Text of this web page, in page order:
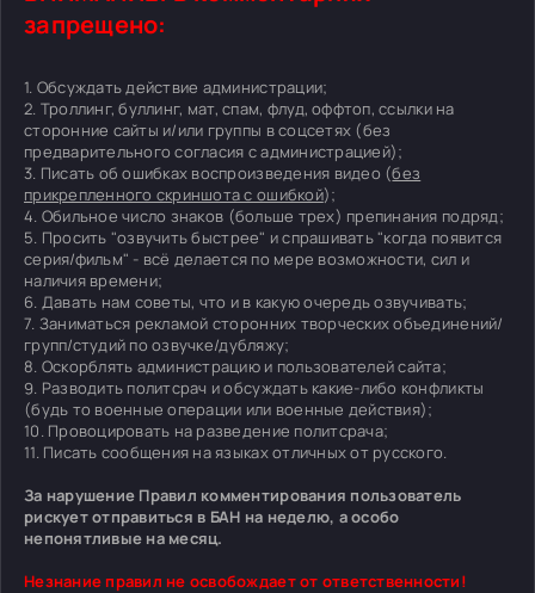
запрещено:
1. Обсуждать действие администрации;
2. Троллинг, буллинг, мат, спам, флуд, оффтоп, ссылки на
сторонние сайты и/или группы в соцсетях (без
предварительного согласия с администрацией);
3. Писать об ошибках воспроизведения видео (без
прикрепленного скриншота с ошибкой);
4. Обильное число знаков (больше трех) препинания подряд;
5. Просить "озвучить быстрее" и спрашивать "когда появится
серия/фильм" - всё делается по мере возможности, сил и
наличия времени;
6. Давать нам советы, что и в какую очередь озвучивать;
7. Заниматься рекламой сторонних творческих объединений/
групп/студий по озвучке/дубляжу;
8. Оскорблять администрацию и пользователей сайта;
9. Разводить политсрач и обсуждать какие-либо конфликты
(будь то военные операции или военные действия);
10. Провоцировать на разведение политсрача;
11. Писать сообщения на языках отличных от русского.
За нарушение Правил комментирования пользователь
рискует отправиться в БАН на неделю, а особо
непонятливые на месяц.
Незнание правил не освобождает от ответственности!